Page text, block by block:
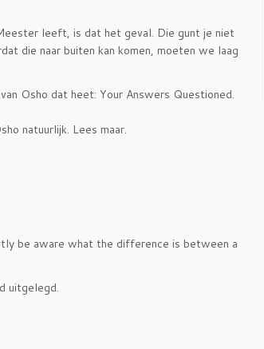
leeft, is dat het geval. Die gunt je niet
die naar buiten kan komen, moeten we laag
Osho dat heet: Your Answers Questioned.
natuurlijk. Lees maar.
be aware what the difference is between a
uitgelegd.